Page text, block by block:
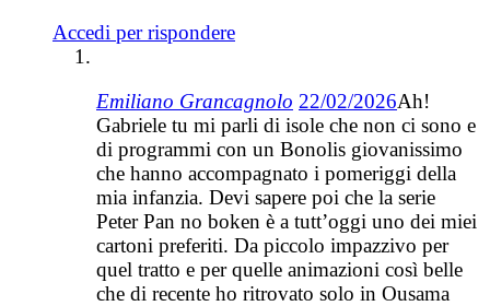
Accedi per rispondere
Emiliano Grancagnolo 22/02/2026Ah!
Gabriele tu mi parli di isole che non ci sono e
di programmi con un Bonolis giovanissimo
che hanno accompagnato i pomeriggi della
mia infanzia. Devi sapere poi che la serie
Peter Pan no boken è a tutt’oggi uno dei miei
cartoni preferiti. Da piccolo impazzivo per
quel tratto e per quelle animazioni così belle
che di recente ho ritrovato solo in Ousama